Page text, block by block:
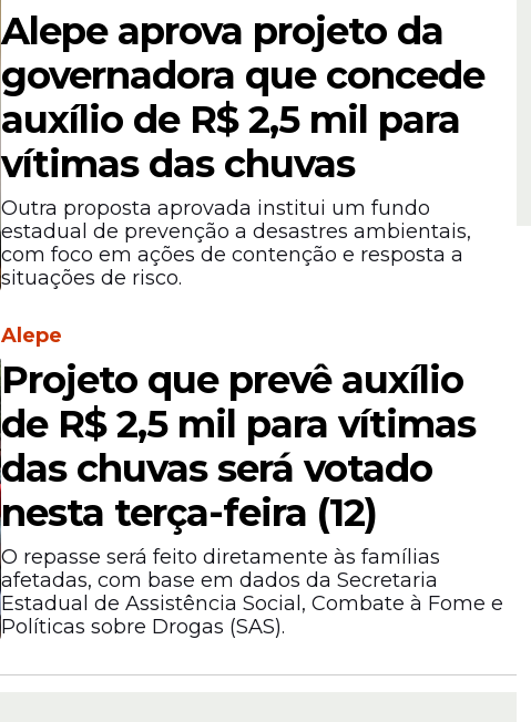
Alepe aprova projeto da
governadora que concede
auxílio de R$ 2,5 mil para
vítimas das chuvas
Outra proposta aprovada institui um fundo
estadual de prevenção a desastres ambientais,
com foco em ações de contenção e resposta a
situações de risco.
Alepe
Projeto que prevê auxílio
de R$ 2,5 mil para vítimas
das chuvas será votado
nesta terça-feira (12)
O repasse será feito diretamente às famílias
afetadas, com base em dados da Secretaria
Estadual de Assistência Social, Combate à Fome e
Políticas sobre Drogas (SAS).